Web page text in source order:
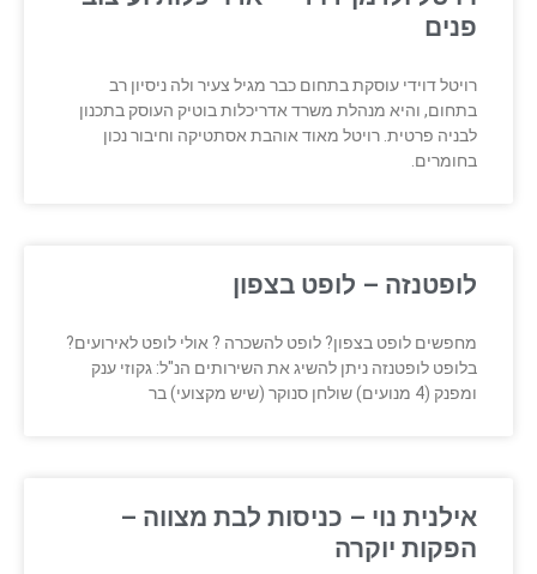
פנים
רויטל דוידי עוסקת בתחום כבר מגיל צעיר ולה ניסיון רב
בתחום, והיא מנהלת משרד אדריכלות בוטיק העוסק בתכנון
לבניה פרטית. רויטל מאוד אוהבת אסתטיקה וחיבור נכון
בחומרים.
לופטנזה – לופט בצפון
מחפשים לופט בצפון? לופט להשכרה ? אולי לופט לאירועים?
בלופט לופטנזה ניתן להשיג את השירותים הנ"ל: גקוזי ענק
ומפנק (4 מנועים) שולחן סנוקר (שיש מקצועי) בר
אילנית נוי – כניסות לבת מצווה –
הפקות יוקרה